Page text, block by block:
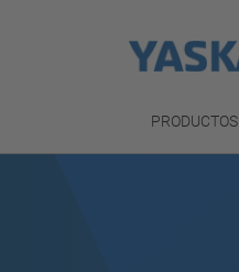
PRODUCTOS